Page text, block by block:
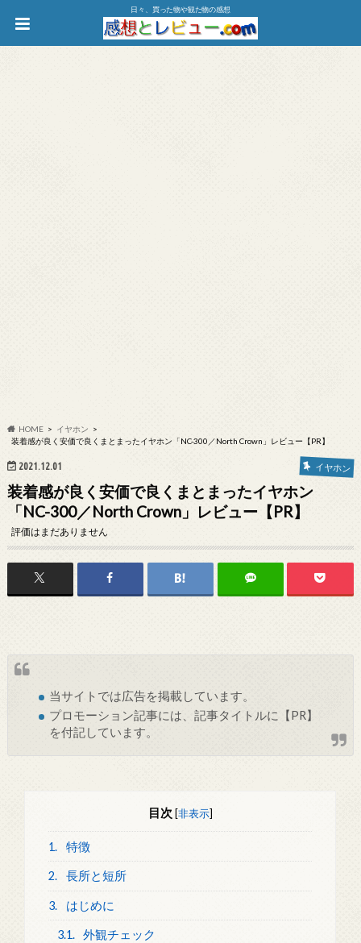
日々、買った物や観た物の感想
HOME
イヤホン
装着感が良く安価で良くまとまったイヤホン「NC-300／North Crown」レビュー【PR】
2021.12.01 イヤホン
装着感が良く安価で良くまとまったイヤホン
「NC-300／North Crown」レビュー【PR】
評価はまだありません
当サイトでは広告を掲載しています。
プロモーション記事には、記事タイトルに【PR】
を付記しています。
目次 [非表示]
1. 特徴
2. 長所と短所
3. はじめに
3.1. 外観チェック